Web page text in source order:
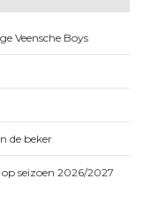
Veensche Boys
de beker
seizoen 2026/2027